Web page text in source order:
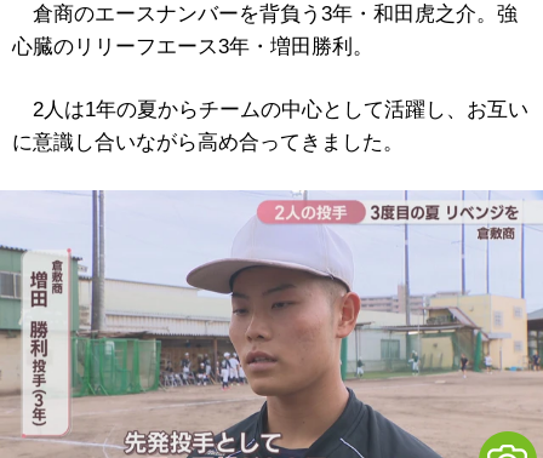
倉商のエースナンバーを背負う3年・和田虎之介。強
心臓のリリーフエース3年・増田勝利。
2人は1年の夏からチームの中心として活躍し、お互い
に意識し合いながら高め合ってきました。